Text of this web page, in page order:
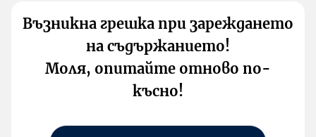
Възникна грешка при зареждането
на съдържанието!
Моля, опитайте отново по-
късно!